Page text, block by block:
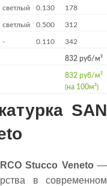
светлый 0.130 178
светлый 0.500 312
- 0.110 342
832 руб/м²
832 руб/м²
(на 100м²)
SAN
Stucco Veneto —
в современном